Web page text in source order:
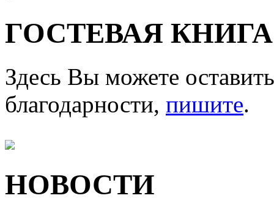
ГОСТЕВАЯ КНИГА
Здесь Вы можете
благодарности, пишите.
НОВОСТИ